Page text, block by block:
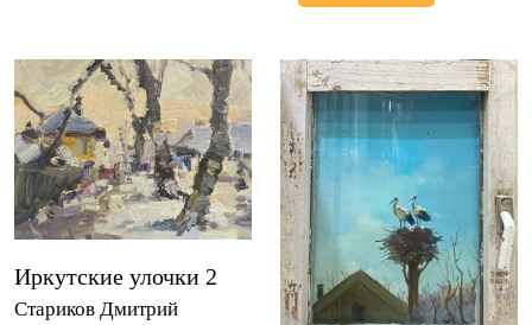
Иркутские улочки 2
Стариков Дмитрий